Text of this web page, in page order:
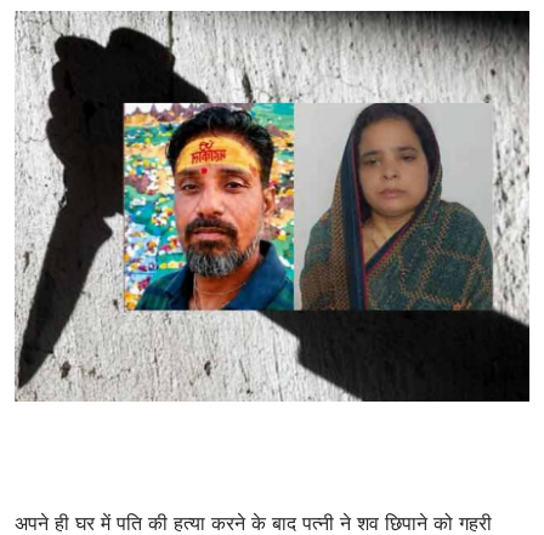
अपने ही घर में पति की हत्या करने के बाद पत्नी ने शव छिपाने को गहरी